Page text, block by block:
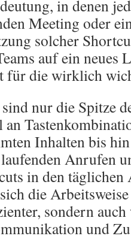
in denen
Meeting oder
solcher
auf ein neues
für die wirklich
nur die Spitze
Inhalten bis
Anrufen
in den
die
sondern
und